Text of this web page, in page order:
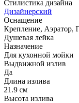
Стилистика дизайна
Дизайнерский
Оснащение
Крепление, Аэратор,
Душевая лейка
Назначение
Для кухонной мойки
Выдвижной излив
Да
Длина излива
21.9 см
Высота излива